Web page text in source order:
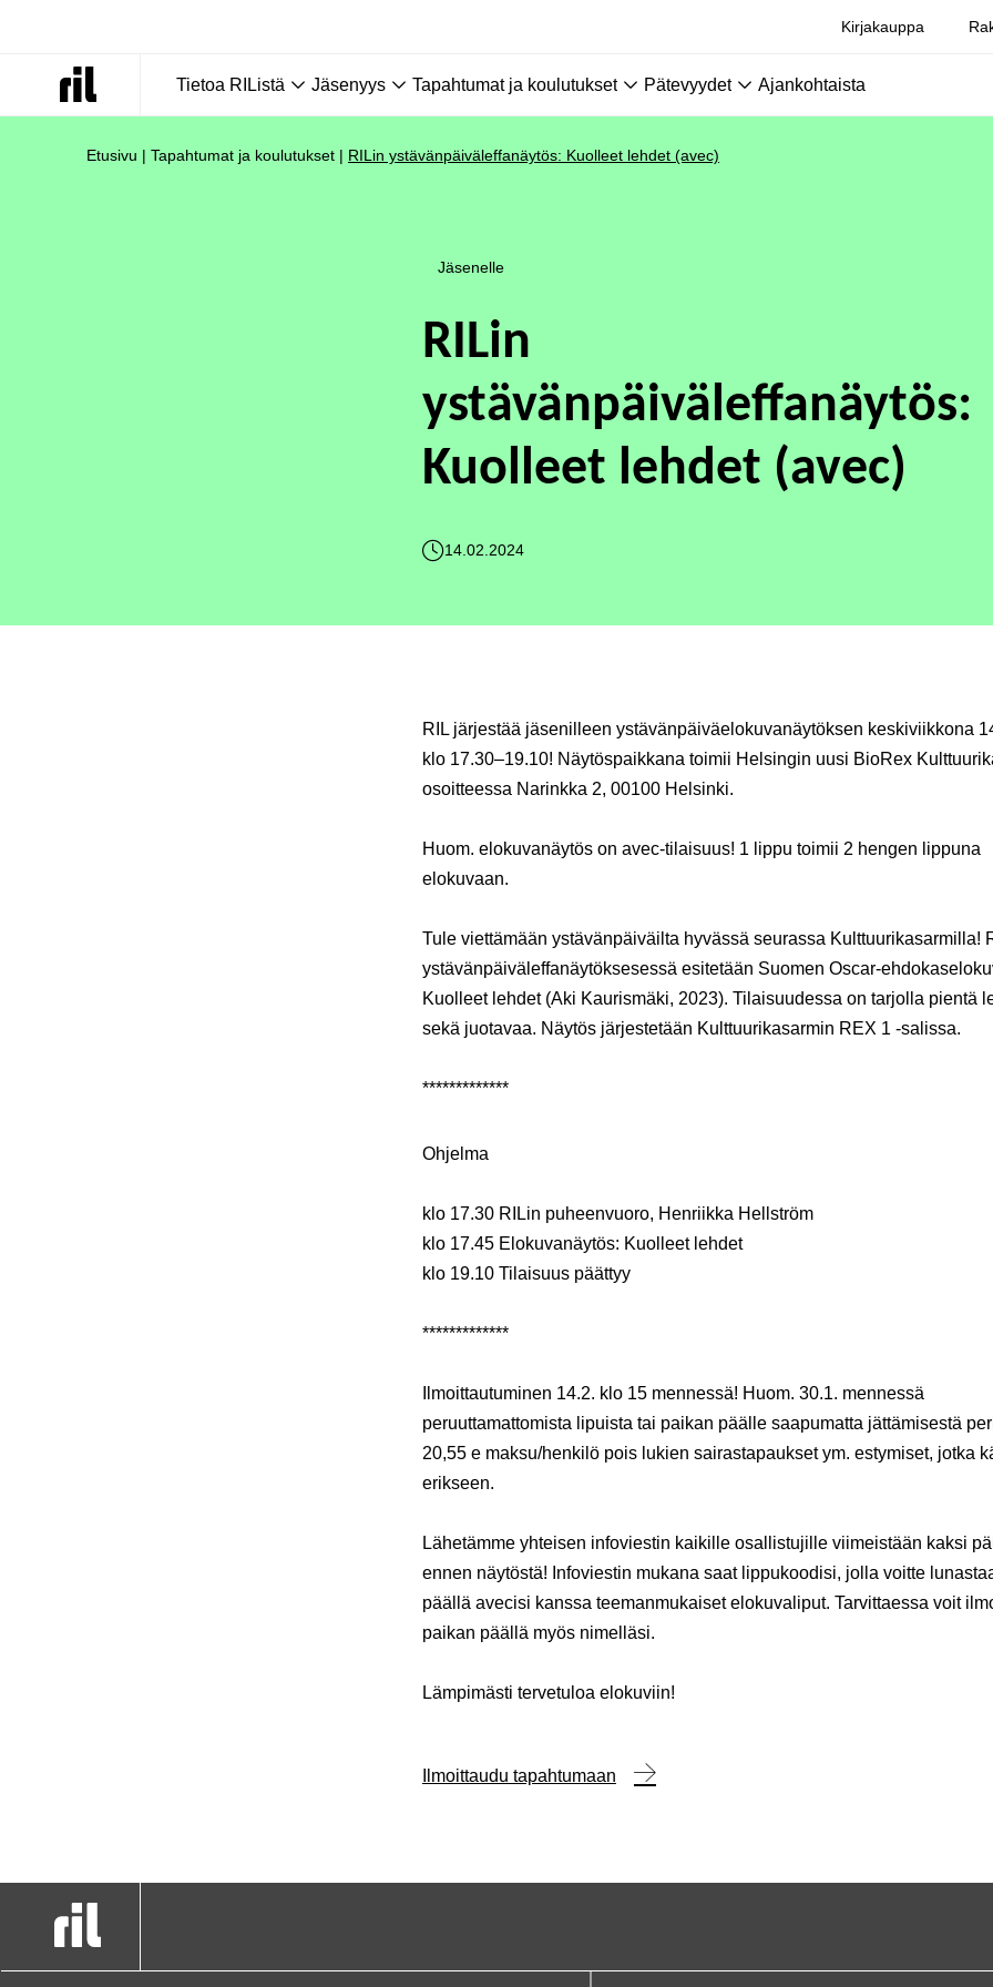
Kirjakauppa
Tietoa RIListä Jäsenyys Tapahtumat ja koulutukset Pätevyydet Ajankohtaista
Etusivu | Tapahtumat ja koulutukset | RILin ystävänpäiväleffanäytös: Kuolleet lehdet (avec)
Jäsenelle
RILin
ystävänpäiväleffanäytös:
Kuolleet lehdet (avec)
14.02.2024
RIL järjestää jäsenilleen ystävänpäiväelokuvanäytöksen keskiviikkona
klo 17.30–19.10! Näytöspaikkana toimii Helsingin uusi BioRex
osoitteessa Narinkka 2, 00100 Helsinki.
Huom. elokuvanäytös on avec-tilaisuus! 1 lippu toimii 2 hengen lippuna
elokuvaan.
Tule viettämään ystävänpäiväilta hyvässä seurassa Kulttuurikasarmilla!
ystävänpäiväleffanäytöksesessä esitetään Suomen Oscar-
Kuolleet lehdet (Aki Kaurismäki, 2023). Tilaisuudessa on tarjolla pientä
sekä juotavaa. Näytös järjestetään Kulttuurikasarmin REX 1 -salissa.
*************
Ohjelma
klo 17.30 RILin puheenvuoro, Henriikka Hellström
klo 17.45 Elokuvanäytös: Kuolleet lehdet
klo 19.10 Tilaisuus päättyy
*************
Ilmoittautuminen 14.2. klo 15 mennessä! Huom. 30.1. mennessä
peruuttamattomista lipuista tai paikan päälle saapumatta jättämisestä
20,55 e maksu/henkilö pois lukien sairastapaukset ym. estymiset, jotka
erikseen.
Lähetämme yhteisen infoviestin kaikille osallistujille viimeistään kaksi
ennen näytöstä! Infoviestin mukana saat lippukoodisi, jolla voitte
päällä avecisi kanssa teemanmukaiset elokuvaliput. Tarvittaessa voit
paikan päällä myös nimelläsi.
Lämpimästi tervetuloa elokuviin!
Ilmoittaudu tapahtumaan